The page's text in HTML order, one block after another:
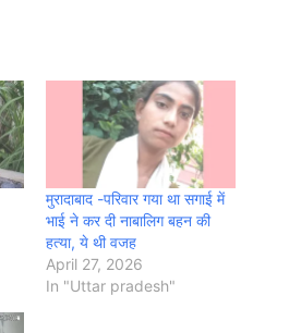
मुरादाबाद -परिवार गया था सगाई में
भाई ने कर दी नाबालिग बहन की
हत्या, ये थी वजह
April 27, 2026
In "Uttar pradesh"